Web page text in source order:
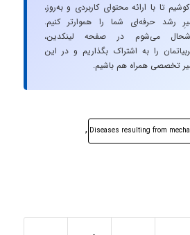
تا با ارائه محتوای کاربردی و به‌روز،
رشد حرفه‌ای شما را هموارتر کنیم.
می‌شوم در صفحه لینکدین،
را به اشتراک بگذاریم و در این
تخصصی همراه هم باشیم.
Diseases resulting from
,